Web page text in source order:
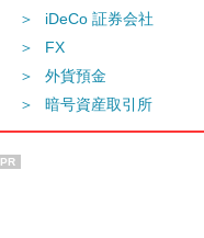
iDeCo 証券会社
FX
外貨預金
暗号資産取引所
PR